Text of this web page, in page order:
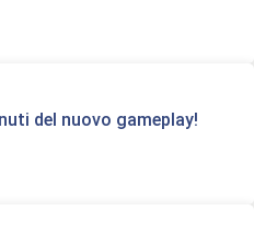
del nuovo gameplay!